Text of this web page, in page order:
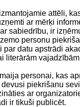
attēli,
ar mērķi
sabiedrību, ir
personu
par datu apstrādi
literārām
personai, kas
piekrišanu
ar
ir tikuši publicēt.